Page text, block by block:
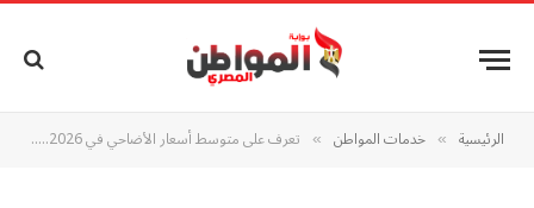
الرئيسية » خدمات المواطن » تعرف على متوسط أسعار الأضاحي في 2026.. العجل حتى 120 ألف جنيه